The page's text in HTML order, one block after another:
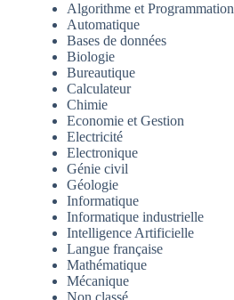
Algorithme et Programmation
Automatique
Bases de données
Biologie
Bureautique
Calculateur
Chimie
Economie et Gestion
Electricité
Electronique
Génie civil
Géologie
Informatique
Informatique industrielle
Intelligence Artificielle
Langue française
Mathématique
Mécanique